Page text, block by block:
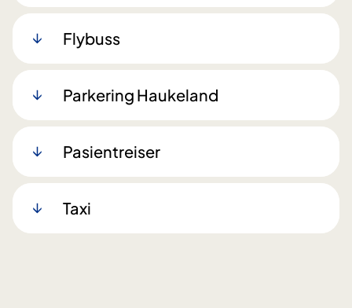
Flybuss
Parkering Haukeland
Pasientreiser
Taxi